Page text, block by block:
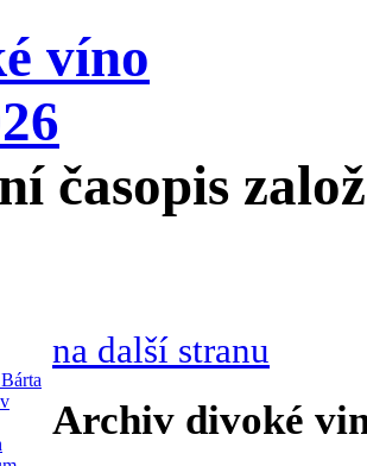
časopis
na další stranu
Archiv divoké